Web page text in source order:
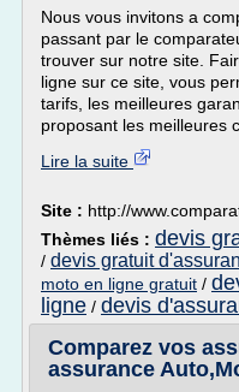
Nous vous invitons a
passant par le
trouver sur notre site.
ligne sur ce site, vous
tarifs, les meilleures
proposant les meilleures
Lire la suite
Site : http://
Thèmes liés : devis
/ devis gratuit
moto en ligne gratuit /
ligne / devis
Comparez vos
assurance